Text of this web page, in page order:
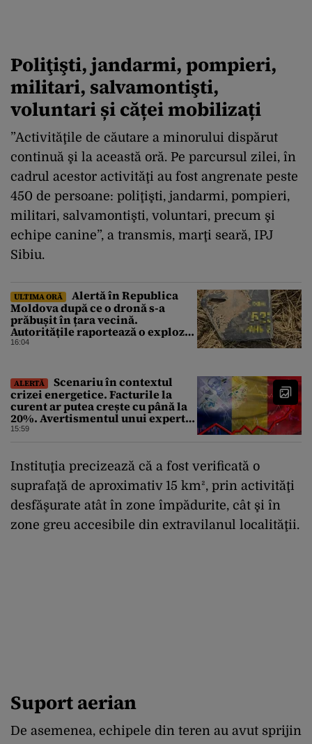
Poliţişti, jandarmi, pompieri,
militari, salvamontişti,
voluntari și căței mobilizați
”Activităţile de căutare a minorului dispărut
continuă şi la această oră. Pe parcursul zilei, în
cadrul acestor activităţi au fost angrenate peste
450 de persoane: poliţişti, jandarmi, pompieri,
militari, salvamontişti, voluntari, precum şi
echipe canine”, a transmis, marţi seară, IPJ
Sibiu.
ULTIMA ORĂ
Alertă în Republica
Moldova după ce o dronă s-a
prăbușit în țara vecină.
Autoritățile raportează o explozie
urmată de incendiu
16:04
ALERTĂ
Scenariu în contextul
crizei energetice. Facturile la
curent ar putea crește cu până la
20%. Avertismentul unui expert
în energie
15:59
Instituţia precizează că a fost verificată o
suprafaţă de aproximativ 15 km², prin activităţi
desfăşurate atât în zone împădurite, cât şi în
zone greu accesibile din extravilanul localităţii.
Suport aerian
De asemenea, echipele din teren au avut sprijin